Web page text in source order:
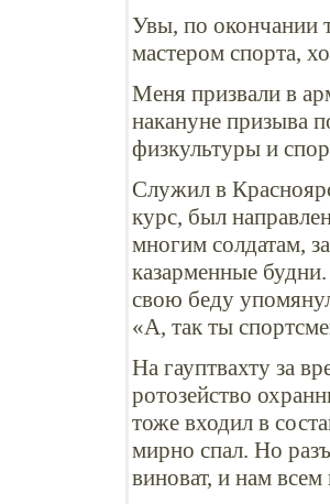
Увы, по окончании
мастером спорта,
Меня призвали в
накануне призыва
физкультуры и
Служил в
курс, был
многим солдатам,
казарменные
свою беду
«А, так ты
На гауптвахту за
ротозейство
тоже входил в
мирно спал. Но
виноват, и нам